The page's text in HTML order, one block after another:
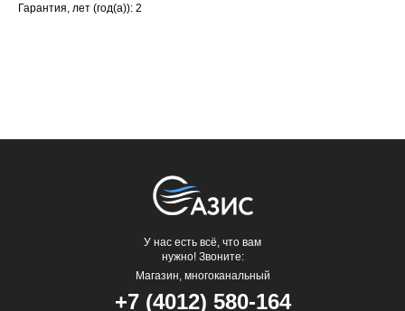
Гарантия, лет (год(а)): 2
У нас есть всё, что вам
нужно! Звоните:
Магазин, многоканальный
+7 (4012) 580-164